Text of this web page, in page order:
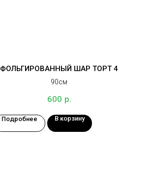
ФОЛЬГИРОВАННЫЙ ШАР ТОРТ 4
90см
600 р.
Подробнее В корзину